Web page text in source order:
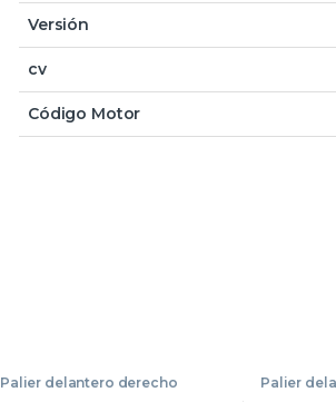
Versión
cv
Código Motor
Palier delantero derecho Palier